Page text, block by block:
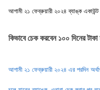
আগামী ২১ ফেব্রুয়ারী ২০২৪ ব্যাঙ্ক
কিভাবে চেক করবেন ১০০ দিনের
আগামী ২১ ফেব্রুয়ারী ২০২৪ এর পরদিন